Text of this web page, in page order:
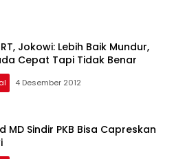
Jokowi: Lebih Baik Mundur,
Cepat Tapi Tidak Benar
4 Desember 2012
MD Sindir PKB Bisa Capreskan